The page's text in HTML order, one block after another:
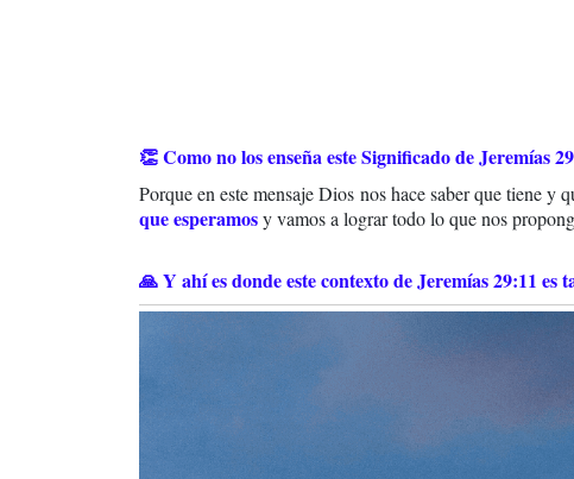
👏 Como no los enseña este Significado de Jeremías
Porque en este mensaje Dios nos hace saber que tiene y
que esperamosy vamos a lograr todo lo que nos
🙏 Y ahí es donde este contexto de Jeremías 29:11 es